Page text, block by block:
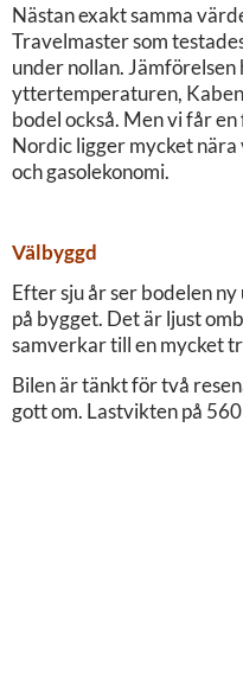
Nästan exakt samma
Travelmaster som
under nollan.
yttertemperaturen,
bodel också. Men vi får
Nordic ligger mycket
och gasolekonomi.
Välbyggd
Efter sju år ser bodelen
på bygget. Det är ljust
samverkar till en mycket
Bilen är tänkt för två
gott om. Lastvikten på